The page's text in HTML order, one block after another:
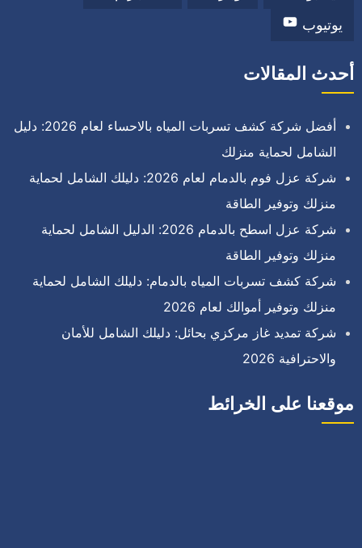
يوتيوب
أحدث المقالات
أفضل شركة كشف تسربات المياه بالاحساء لعام 2026: دليل
الشامل لحماية منزلك
شركة عزل فوم بالدمام لعام 2026: دليلك الشامل لحماية
منزلك وتوفير الطاقة
شركة عزل اسطح بالدمام 2026: الدليل الشامل لحماية
منزلك وتوفير الطاقة
شركة كشف تسربات المياه بالدمام: دليلك الشامل لحماية
منزلك وتوفير أموالك لعام 2026
شركة تمديد غاز مركزي بحائل: دليلك الشامل للأمان
والاحترافية 2026
موقعنا على الخرائط